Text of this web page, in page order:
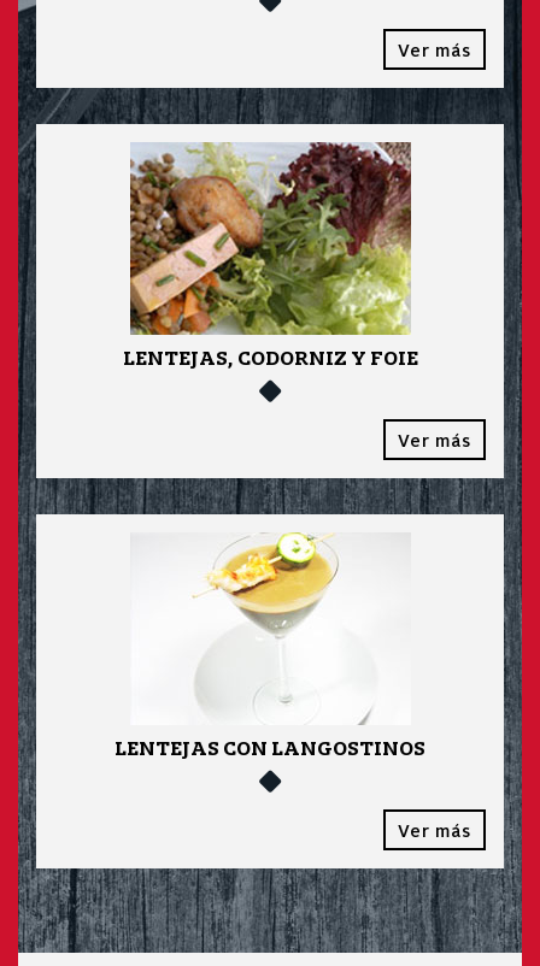
Ver más
LENTEJAS, CODORNIZ Y FOIE
Ver más
LENTEJAS CON LANGOSTINOS
Ver más